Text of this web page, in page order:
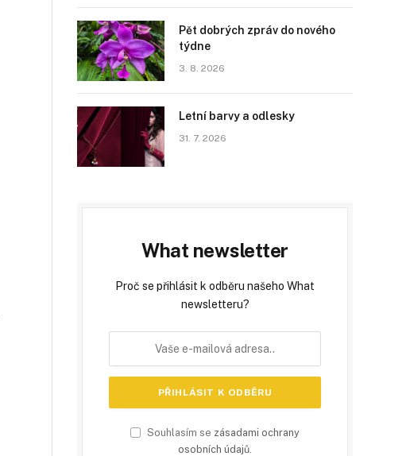
Pět dobrých zpráv do nového
týdne
3. 8. 2026
Letní barvy a odlesky
31. 7. 2026
What newsletter
Proč se přihlásit k odběru našeho What
newsletteru?
Souhlasím se zásadami ochrany
osobních údajů